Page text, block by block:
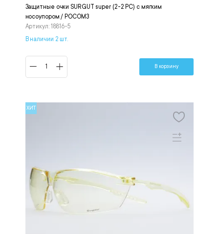
Защитные очки SURGUT super (2-2 РС) с мягким
носоупором / РОСОМЗ
Артикул: 18816-5
В наличии 2 шт.
В корзину
ХИТ